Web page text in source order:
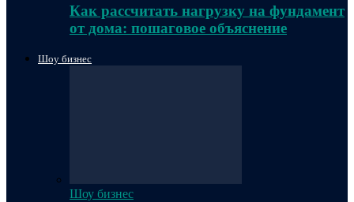
Как рассчитать нагрузку на фундамент
от дома: пошаговое объяснение
Шоу бизнес
Шоу бизнес